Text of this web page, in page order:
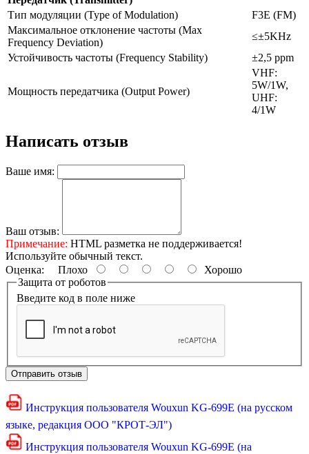
Тип модуляции (Type of Modulation)
F3E (FM)
Максимальное отклонение частоты (Max
Frequency Deviation)
≤±5KHz
Устойчивость частоты (Frequency Stability)
±2,5 ppm
Мощность передатчика (Output Power)
VHF:
5W/1W,
UHF:
4/1W
Написать отзыв
Ваше имя:
Ваш отзыв:
Примечание: HTML разметка не поддерживается!
Используйте обычный текст.
Оценка: Плохо
Хорошо
Защита от роботов
Введите код в поле ниже
Отправить отзыв
Инструкция пользователя Wouxun KG-699E (на русском
языке, редакция ООО "КРОТ-ЭЛ")
Инструкция пользователя Wouxun KG-699E (на